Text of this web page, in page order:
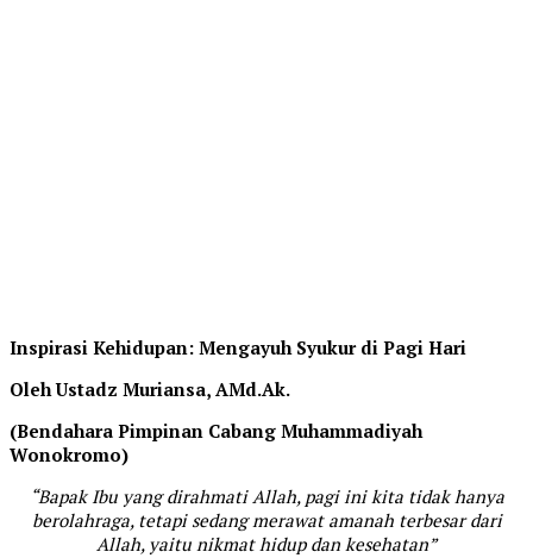
Inspirasi Kehidupan: Mengayuh Syukur di Pagi Hari
Oleh Ustadz Muriansa, AMd.Ak.
(Bendahara Pimpinan Cabang Muhammadiyah
Wonokromo)
“Bapak Ibu yang dirahmati Allah, pagi ini kita tidak hanya
berolahraga, tetapi sedang merawat amanah terbesar dari
Allah, yaitu nikmat hidup dan kesehatan”